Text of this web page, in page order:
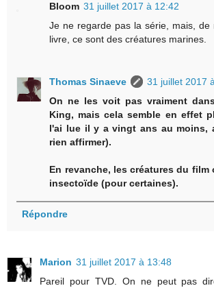
Bloom 31 juillet 2017 à 12:42
Je ne regarde pas la série, mais, de
livre, ce sont des créatures marines.
Thomas Sinaeve
31 juillet 2017
On ne les voit pas vraiment
King, mais cela semble en effet
l'ai lue il y a vingt ans au moins,
rien affirmer).
En revanche, les créatures du
insectoïde (pour certaines).
Répondre
Marion 31 juillet 2017 à 13:48
Pareil pour TVD. On ne peut pas